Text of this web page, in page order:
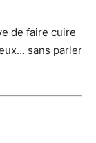
de faire cuire
sans parler